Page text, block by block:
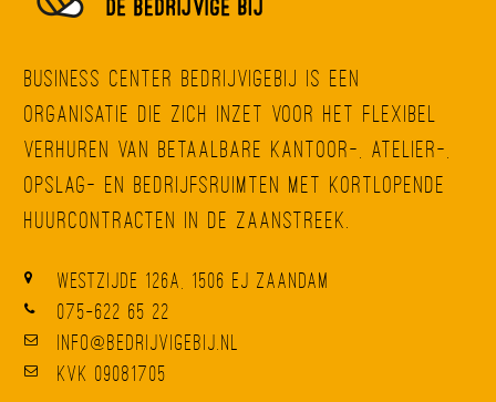
Business Center BedrijvigeBij is een
organisatie die zich inzet voor het flexibel
verhuren van betaalbare kantoor-, atelier-,
opslag- en bedrijfsruimten met kortlopende
huurcontracten in de Zaanstreek.
Westzijde 126A, 1506 EJ Zaandam
075-622 65 22
info@bedrijvigebij.nl
KvK 09081705